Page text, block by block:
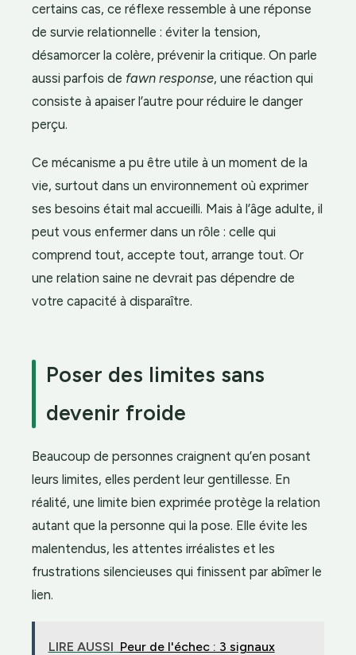
certains cas, ce réflexe ressemble à une réponse
de survie relationnelle : éviter la tension,
désamorcer la colère, prévenir la critique. On parle
aussi parfois de fawn response, une réaction qui
consiste à apaiser l’autre pour réduire le danger
perçu.
Ce mécanisme a pu être utile à un moment de la
vie, surtout dans un environnement où exprimer
ses besoins était mal accueilli. Mais à l’âge adulte, il
peut vous enfermer dans un rôle : celle qui
comprend tout, accepte tout, arrange tout. Or
une relation saine ne devrait pas dépendre de
votre capacité à disparaître.
Poser des limites sans
devenir froide
Beaucoup de personnes craignent qu’en posant
leurs limites, elles perdent leur gentillesse. En
réalité, une limite bien exprimée protège la relation
autant que la personne qui la pose. Elle évite les
malentendus, les attentes irréalistes et les
frustrations silencieuses qui finissent par abîmer le
lien.
LIRE AUSSI Peur de l'échec : 3 signaux